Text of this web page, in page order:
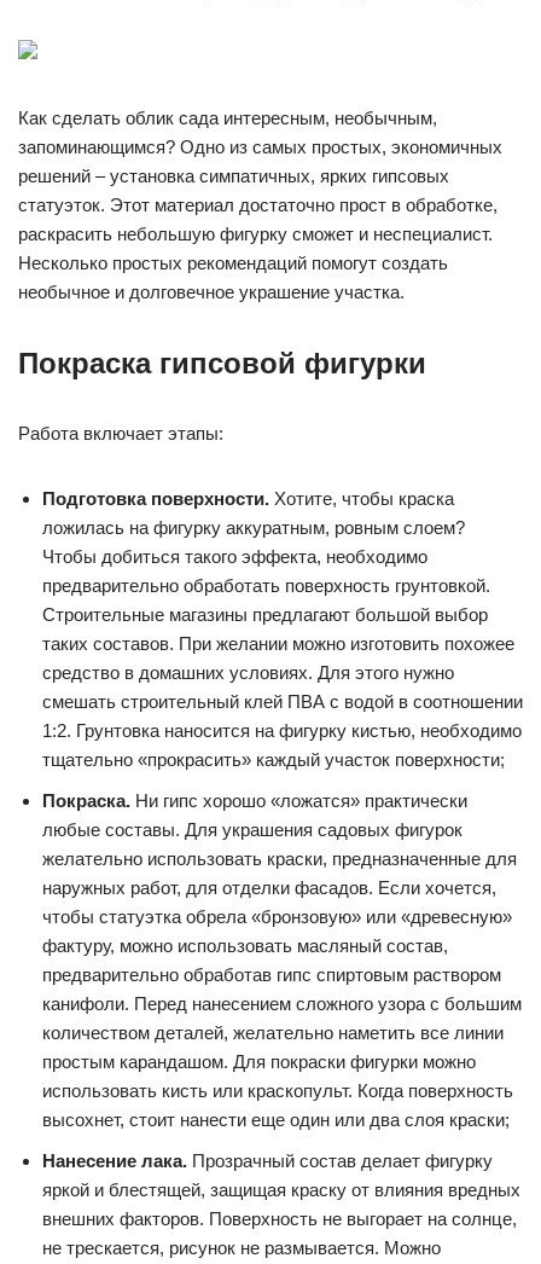
Как сделать облик сада интересным, необычным,
запоминающимся? Одно из самых простых, экономичных
решений – установка симпатичных, ярких гипсовых
статуэток. Этот материал достаточно прост в обработке,
раскрасить небольшую фигурку сможет и неспециалист.
Несколько простых рекомендаций помогут создать
необычное и долговечное украшение участка.
Покраска гипсовой фигурки
Работа включает этапы:
Подготовка поверхности. Хотите, чтобы краска
ложилась на фигурку аккуратным, ровным слоем?
Чтобы добиться такого эффекта, необходимо
предварительно обработать поверхность грунтовкой.
Строительные магазины предлагают большой выбор
таких составов. При желании можно изготовить похожее
средство в домашних условиях. Для этого нужно
смешать строительный клей ПВА с водой в соотношении
1:2. Грунтовка наносится на фигурку кистью, необходимо
тщательно «прокрасить» каждый участок поверхности;
Покраска. Ни гипс хорошо «ложатся» практически
любые составы. Для украшения садовых фигурок
желательно использовать краски, предназначенные для
наружных работ, для отделки фасадов. Если хочется,
чтобы статуэтка обрела «бронзовую» или «древесную»
фактуру, можно использовать масляный состав,
предварительно обработав гипс спиртовым раствором
канифоли. Перед нанесением сложного узора с большим
количеством деталей, желательно наметить все линии
простым карандашом. Для покраски фигурки можно
использовать кисть или краскопульт. Когда поверхность
высохнет, стоит нанести еще один или два слоя краски;
Нанесение лака. Прозрачный состав делает фигурку
яркой и блестящей, защищая краску от влияния вредных
внешних факторов. Поверхность не выгорает на солнце,
не трескается, рисунок не размывается. Можно